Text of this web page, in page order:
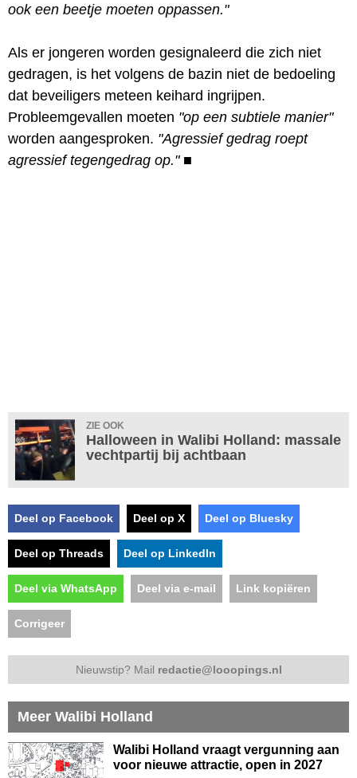
ook een beetje moeten oppassen."
Als er jongeren worden gesignaleerd die zich niet
gedragen, is het volgens de bazin niet de bedoeling
dat beveiligers meteen keihard ingrijpen.
Probleemgevallen moeten "op een subtiele manier"
worden aangesproken. "Agressief gedrag roept
agressief tegengedrag op." ■
ZIE OOK
Halloween in Walibi Holland: massale
vechtpartij bij achtbaan
Deel op Facebook Deel op X Deel op Bluesky
Deel op Threads Deel op LinkedIn
Deel via WhatsApp Deel via e-mail Link kopiëren
Corrigeer
Nieuwstip? Mail redactie@looopings.nl
Meer Walibi Holland
Walibi Holland vraagt vergunning aan
voor nieuwe attractie, open in 2027